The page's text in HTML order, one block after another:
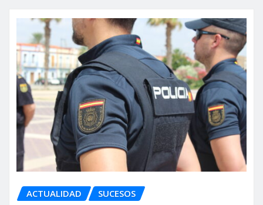
ACTUALIDAD SUCESOS